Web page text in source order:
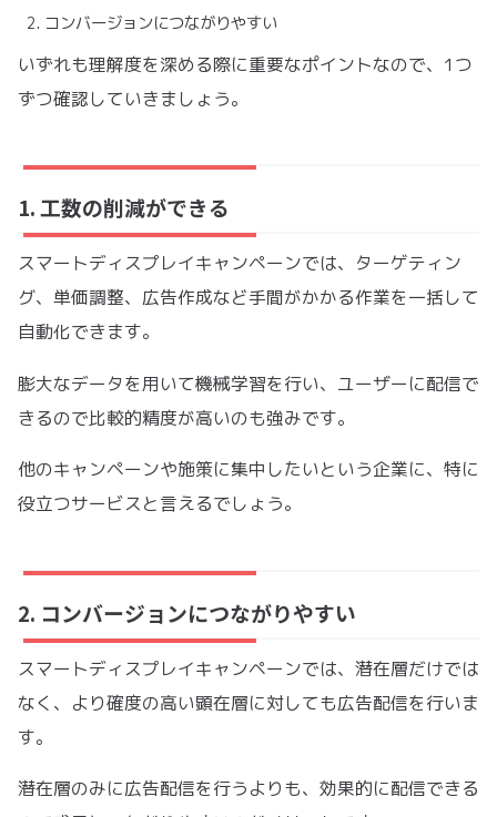
コンバージョンにつながりやすい
いずれも理解度を深める際に重要なポイントなので、1つ
ずつ確認していきましょう。
1. 工数の削減ができる
スマートディスプレイキャンペーンでは、ターゲティン
グ、単価調整、広告作成など手間がかかる作業を一括して
自動化できます。
膨大なデータを用いて機械学習を行い、ユーザーに配信で
きるので比較的精度が高いのも強みです。
他のキャンペーンや施策に集中したいという企業に、特に
役立つサービスと言えるでしょう。
2. コンバージョンにつながりやすい
スマートディスプレイキャンペーンでは、潜在層だけでは
なく、より確度の高い顕在層に対しても広告配信を行いま
す。
潜在層のみに広告配信を行うよりも、効果的に配信できる